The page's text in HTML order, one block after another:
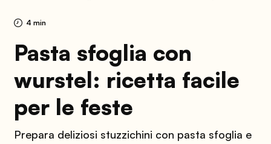
4 min
Pasta sfoglia con
wurstel: ricetta facile
per le feste
Prepara deliziosi stuzzichini con pasta sfoglia e